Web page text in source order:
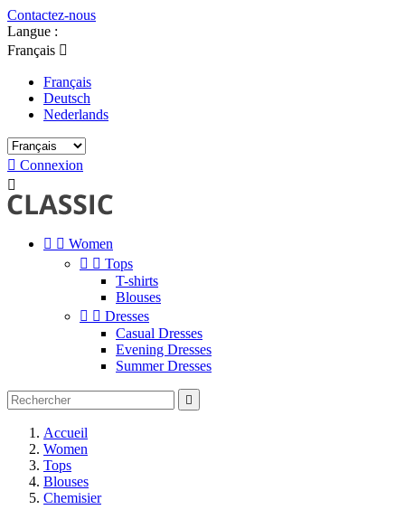
Contactez-nous
Langue :
Français 
Français
Deutsch
Nederlands
 Connexion

  Women
  Tops
T-shirts
Blouses
  Dresses
Casual Dresses
Evening Dresses
Summer Dresses

Accueil
Women
Tops
Blouses
Chemisier